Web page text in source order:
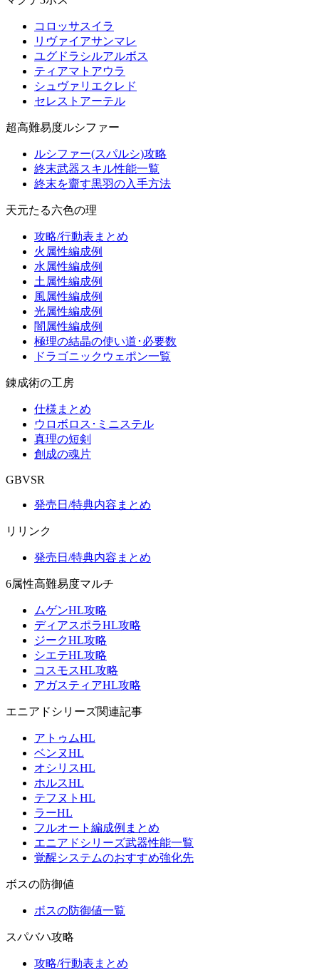
コロッサスイラ
リヴァイアサンマレ
ユグドラシルアルボス
ティアマトアウラ
シュヴァリエクレド
セレストアーテル
超高難易度ルシファー
ルシファー(スパルシ)攻略
終末武器スキル性能一覧
終末を齎す黒羽の入手方法
天元たる六色の理
攻略/行動表まとめ
火属性編成例
水属性編成例
土属性編成例
風属性編成例
光属性編成例
闇属性編成例
極理の結晶の使い道･必要数
ドラゴニックウェポン一覧
錬成術の工房
仕様まとめ
ウロボロス･ミニステル
真理の短剣
創成の魂片
GBVSR
発売日/特典内容まとめ
リリンク
発売日/特典内容まとめ
6属性高難易度マルチ
ムゲンHL攻略
ディアスポラHL攻略
ジークHL攻略
シエテHL攻略
コスモスHL攻略
アガスティアHL攻略
エニアドシリーズ関連記事
アトゥムHL
ベンヌHL
オシリスHL
ホルスHL
テフヌトHL
ラーHL
フルオート編成例まとめ
エニアドシリーズ武器性能一覧
覚醒システムのおすすめ強化先
ボスの防御値
ボスの防御値一覧
スパバハ攻略
攻略/行動表まとめ